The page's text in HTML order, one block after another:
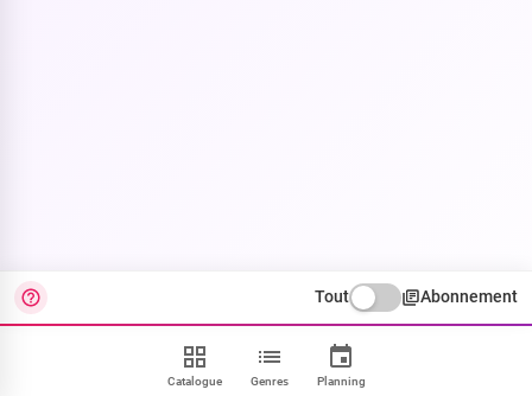
Catalogue Genres Planning
Tout Abonnement